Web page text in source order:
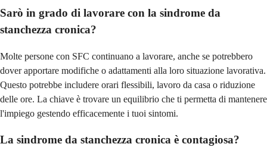
Sarò in grado di lavorare con la sindrome da
stanchezza cronica?
Molte persone con SFC continuano a lavorare, anche se potrebbero
dover apportare modifiche o adattamenti alla loro situazione lavorativa.
Questo potrebbe includere orari flessibili, lavoro da casa o riduzione
delle ore. La chiave è trovare un equilibrio che ti permetta di mantenere
l'impiego gestendo efficacemente i tuoi sintomi.
La sindrome da stanchezza cronica è contagiosa?